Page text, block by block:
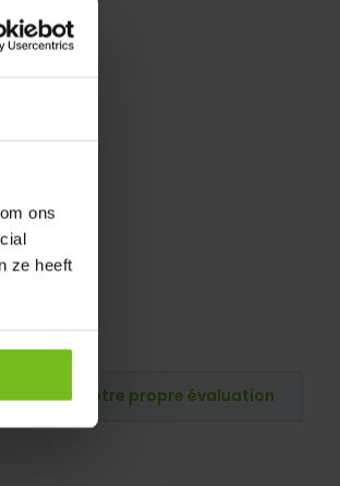
ons
ze heeft
Publiez votre propre évaluation